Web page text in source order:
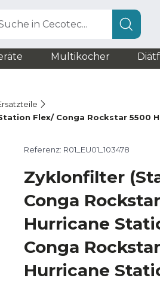
in Cecotec...
Multikocher
Flex/ Conga Rockstar 5500
Referenz: R01_EU01_103478
Zyklonfilter
Conga
Hurricane
Conga
Hurricane